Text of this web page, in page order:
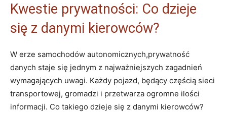
Kwestie prywatności: Co dzieje
się z danymi kierowców?
W erze samochodów autonomicznych,prywatność
danych staje się jednym z najważniejszych zagadnień
wymagających uwagi. Każdy pojazd, będący częścią sieci
transportowej, gromadzi i przetwarza ogromne ilości
informacji. Co takiego dzieje się z danymi kierowców?